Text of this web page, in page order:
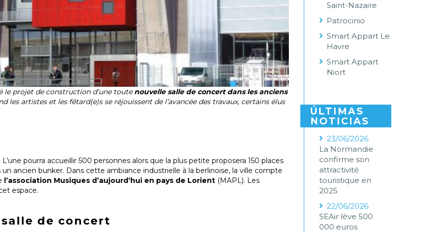
le projet de construction d’une toute nouvelle salle de concert dans les anciens
les artistes et les fêtard(e)s se réjouissent de l’avancée des travaux, certains élus
. L’une pourra accueillir 500 personnes alors que la plus petite proposera 150 places
ancien bunker. Dans cette ambiance industrielle à la berlinoise, la ville compte
l’association Musiques d’aujourd’hui en pays de Lorient (MAPL). Les
espace.
de concert
Saint-Nazaire
Patrocinio
Smart Appart Le
Havre
Smart Appart
Niort
ÚLTIMAS
NOTICIAS
23/06/2026
La Normandie
confirme son
attractivité
touristique en
2025
22/06/2026
SEAir lève 500
000 euros